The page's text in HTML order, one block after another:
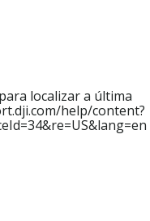
localizar a última
help/content?